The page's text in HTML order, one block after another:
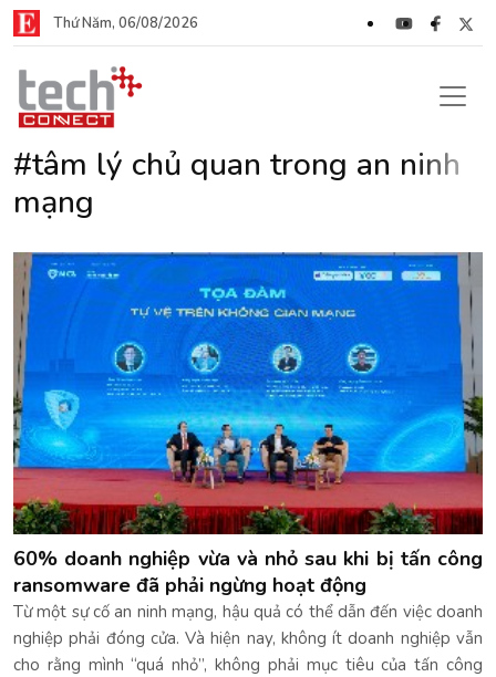
Thứ Năm, 06/08/2026
#tâm lý chủ quan trong an ninh
mạng
60% doanh nghiệp vừa và nhỏ sau khi bị tấn công
ransomware đã phải ngừng hoạt động
Từ một sự cố an ninh mạng, hậu quả có thể dẫn đến việc doanh
nghiệp phải đóng cửa. Và hiện nay, không ít doanh nghiệp vẫn
cho rằng mình “quá nhỏ”, không phải mục tiêu của tấn công